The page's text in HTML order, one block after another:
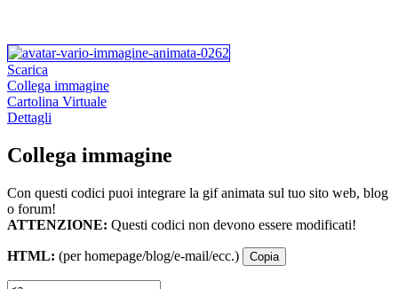
Scarica
Collega immagine
Cartolina Virtuale
Dettagli
Collega immagine
Con questi codici puoi integrare la gif animata sul tuo sito web, blog
o forum!
ATTENZIONE: Questi codici non devono essere modificati!
HTML: (per homepage/blog/e-mail/ecc.) Copia